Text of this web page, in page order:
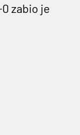
zabio je